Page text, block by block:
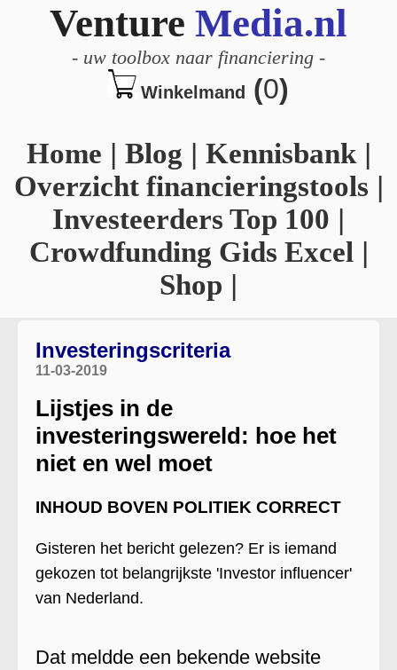
Venture Media.nl
- uw toolbox naar financiering -
Winkelmand (0)
Home | Blog | Kennisbank|
Overzicht financieringstools |
Investeerders Top 100 |
Crowdfunding Gids Excel |
Shop |
Investeringscriteria
11-03-2019
Lijstjes in de
investeringswereld: hoe het
niet en wel moet
INHOUD BOVEN POLITIEK CORRECT
Gisteren het bericht gelezen? Er is iemand
gekozen tot belangrijkste 'Investor influencer'
van Nederland.
Dat meldde een bekende website